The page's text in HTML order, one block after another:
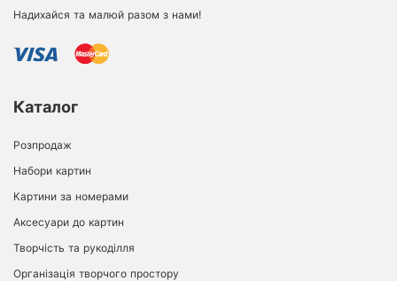
Надихайся та малюй разом з нами!
Каталог
Розпродаж
Набори картин
Картини за номерами
Аксесуари до картин
Творчість та рукоділля
Організація творчого простору